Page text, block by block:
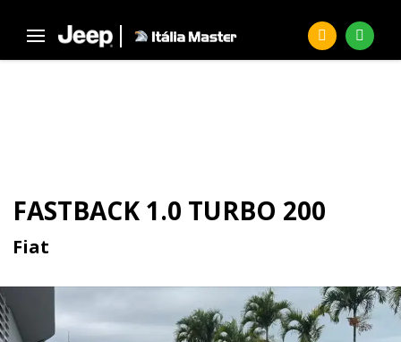
FASTBACK 1.0 TURBO 200
Fiat